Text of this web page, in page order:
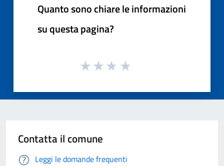
Quanto sono chiare le informazioni
su questa pagina?
Contatta il comune
Leggi le domande frequenti